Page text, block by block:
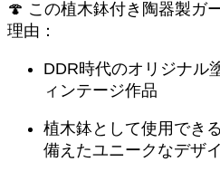
ガ
ー
ン
こ
と
の
陶
🍄 この植木鉢付き陶器製ガ
理由：
DDR時代のオリジナル
ィンテージ作品
植木鉢として使用でき
備えたユニークなデザ